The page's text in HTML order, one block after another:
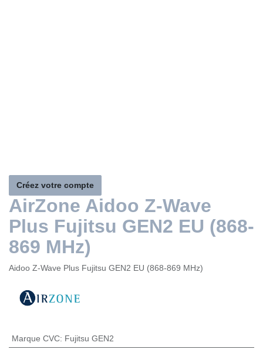
Créez votre compte
AirZone Aidoo Z-Wave
Plus Fujitsu GEN2 EU (868-
869 MHz)
Aidoo Z-Wave Plus Fujitsu GEN2 EU (868-869 MHz)
Marque CVC: Fujitsu GEN2